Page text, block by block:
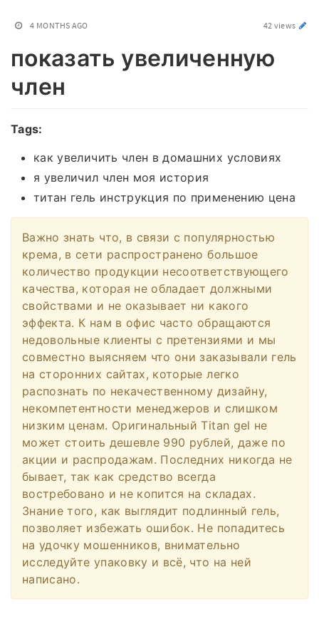
4 MONTHS AGO 42 views
показать увеличенную
член
Tags:
как увеличить член в домашних условиях
я увеличил член моя история
титан гель инструкция по применению цена
Важно знать что, в связи с популярностью
крема, в сети распространено большое
количество продукции несоответствующего
качества, которая не обладает должными
свойствами и не оказывает ни какого
эффекта. К нам в офис часто обращаются
недовольные клиенты с претензиями и мы
совместно выясняем что они заказывали гель
на сторонних сайтах, которые легко
распознать по некачественному дизайну,
некомпетентности менеджеров и слишком
низким ценам. Оригинальный Titan gel не
может стоить дешевле 990 рублей, даже по
акции и распродажам. Последних никогда не
бывает, так как средство всегда
востребовано и не копится на складах.
Знание того, как выглядит подлинный гель,
позволяет избежать ошибок. Не попадитесь
на удочку мошенников, внимательно
исследуйте упаковку и всё, что на ней
написано.